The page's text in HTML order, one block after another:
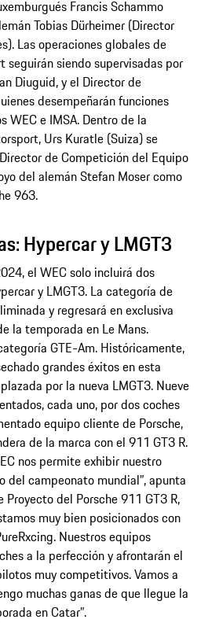
Francis Schammo
Tobias Dürheimer (Director
Las operaciones globales de
seguirán siendo supervisadas por
Diuguid, y el Director de
desempeñarán funciones
WEC e IMSA. Dentro de la
Urs Kuratle (Suiza) se
de Competición del Equipo
del alemán Stefan Moser como
963.
Hypercar y LMGT3
el WEC solo incluirá dos
y LMGT3. La categoría de
y regresará en exclusiva
la temporada en Le Mans.
GTE-Am. Históricamente,
grandes éxitos en esta
por la nueva LMGT3. Nueve
cada uno, por dos coches
equipo cliente de Porsche,
de la marca con el 911 GT3 R.
nos permite exhibir nuestro
del campeonato mundial”, apunta
del Porsche 911 GT3 R,
muy bien posicionados con
Nuestros equipos
a la perfección y afrontarán el
muy competitivos. Vamos a
muchas ganas de que llegue la
en Catar”.